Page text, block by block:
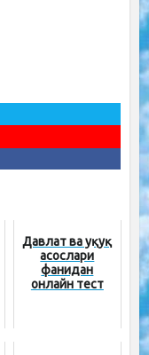
Давлат ва ҳуқуқ
асослари
фанидан
онлайн тест